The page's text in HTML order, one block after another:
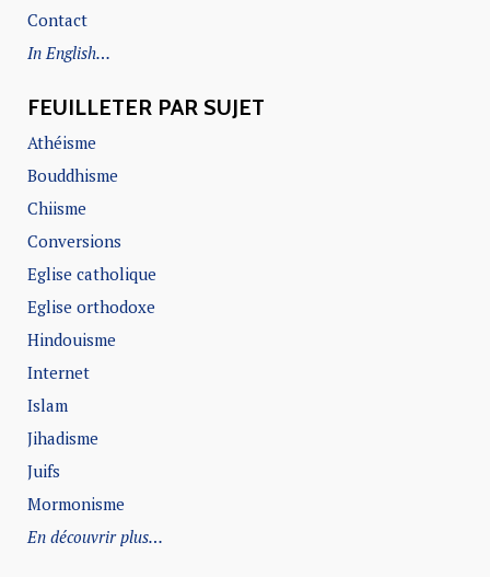
Contact
In English…
FEUILLETER PAR SUJET
Athéisme
Bouddhisme
Chiisme
Conversions
Eglise catholique
Eglise orthodoxe
Hindouisme
Internet
Islam
Jihadisme
Juifs
Mormonisme
En découvrir plus…